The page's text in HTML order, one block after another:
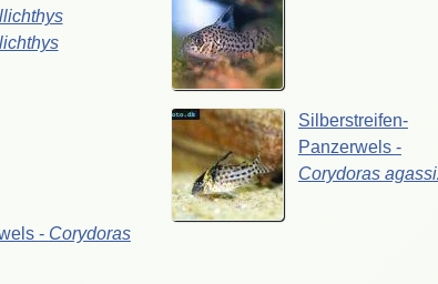
- Corydoras
Silberstreifen-
Panzerwels -
Corydoras